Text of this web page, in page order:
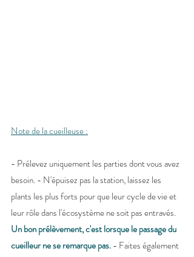
Note de la cueilleuse :
- Prélevez uniquement les parties dont vous avez
besoin. - N'épuisez pas la station, laissez les
plants les plus forts pour que leur cycle de vie et
leur rôle dans l'écosystème ne soit pas entravés.
Un bon prélèvement, c'est lorsque le passage du
cueilleur ne se remarque pas. - Faites également